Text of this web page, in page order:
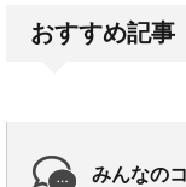
おすすめ記事
みんなの